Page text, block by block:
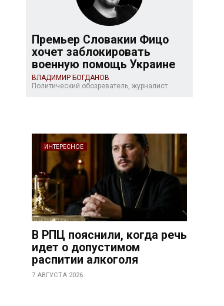
Премьер Словакии Фицо
хочет заблокировать
военную помощь Украине
ВЛАДИМИР БОГДАНОВ
Политический обозреватель, журналист
ИНТЕРЕСНОЕ
В РПЦ пояснили, когда речь
идет о допустимом
распитии алкоголя
7 АВГУСТА 2026